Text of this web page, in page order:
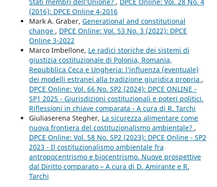
(2016): DPCE Online 4-2016
Mark A. Graber, Generational and constitutional
change , DPCE Online: Vol. 53 No. 3 (2022): DPCE
Online 3-2022
Marco Imbellone, Le radici storiche dei sistemi di
giustizia costituzionale di Polonia, Romania,
Repubblica Ceca e Ungheria: l’influenza (eventuale)
dei modelli estranei alla tradizione giuridica propria ,
DPCE Online: Vol. 66 No. SP2 (2024): DPCE ONLINE -
SP1 2025 - Giurisdizioni costituzionali e poteri politici.
Riflessioni in chiave comparata - A cura di R. Tarchi
Giuliaserena Stegher, La sicurezza alimentare come
nuova frontiera del costituzionalismo ambientale? ,
DPCE Online: Vol. 58 No. SP2 (2023): DPCE Online - SP2
2023 - Il costituzionalismo ambientale fra
antropocentrismo e biocentrismo. Nuove prospettive
dal Diritto comparato – A cura di D. Amirante e R.
Tarchi